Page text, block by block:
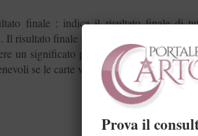
finale : indica il risultato finale di
risultato finale di questa carta indica la
un significato più ricco e profondo. Una
se le carte vicine sono molto negative.
Prova il